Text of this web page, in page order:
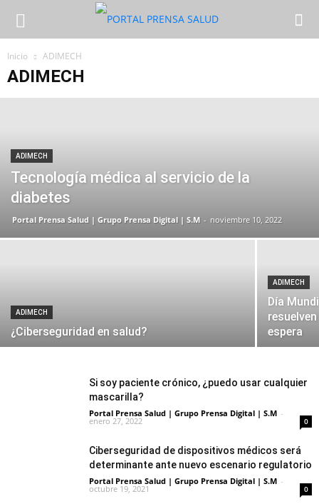
Inicio ADIMECH
ADIMECH
ADIMECH
Tecnología médica al servicio de la
diabetes
Portal Prensa Salud | Grupo Prensa Digital | S.M - noviembre 10, 2022
ADIMECH
¿Ciberseguridad en salud?
ADIMECH
Día
espera
Si soy paciente crónico, ¿puedo usar cualquier
mascarilla?
Portal Prensa Salud | Grupo Prensa Digital | S.M -
enero 27, 2022 0
Ciberseguridad de dispositivos médicos será
determinante ante nuevo escenario regulatorio
Portal Prensa Salud | Grupo Prensa Digital | S.M -
octubre 19, 2021 0